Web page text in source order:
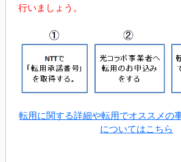
行いましょう。
転用に関する詳細や転用でオススメの
についてはこちら